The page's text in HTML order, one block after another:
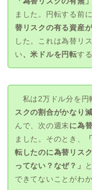
ました。円転する前
替リスクの有る資産
した。これは為替リ
い、米ドルを円転す
私は2万ドル分を円
スクの割合がかなり
んで、次の週末に為
ました。そのとき、
転したのに為替リス
ってない？なぜ？」
できてないことがわ